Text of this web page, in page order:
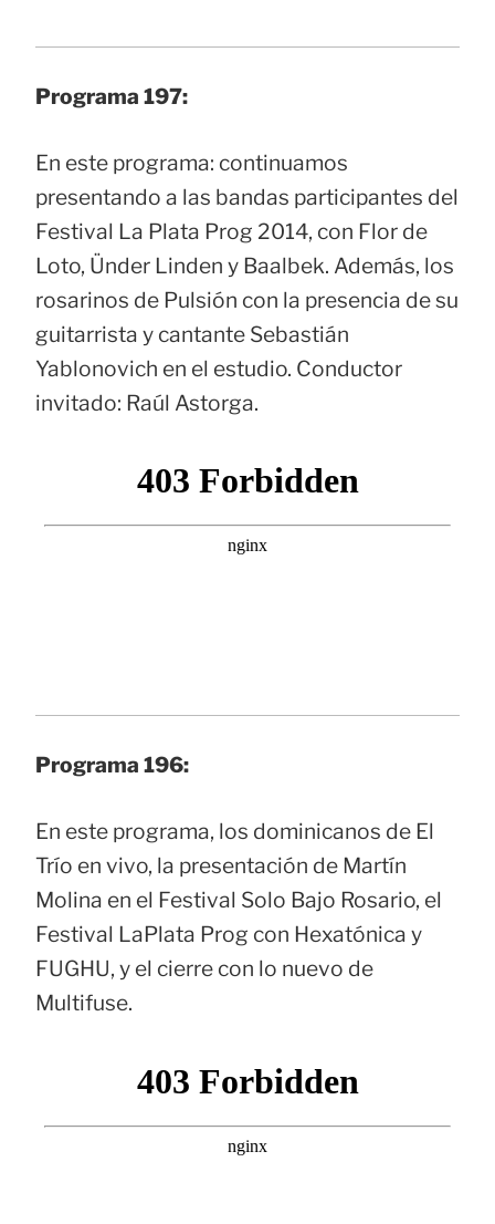
Programa 197:
En este programa: continuamos
presentando a las bandas participantes del
Festival La Plata Prog 2014, con Flor de
Loto, Ünder Linden y Baalbek. Además, los
rosarinos de Pulsión con la presencia de su
guitarrista y cantante Sebastián
Yablonovich en el estudio. Conductor
invitado: Raúl Astorga.
Programa 196:
En este programa, los dominicanos de El
Trío en vivo, la presentación de Martín
Molina en el Festival Solo Bajo Rosario, el
Festival LaPlata Prog con Hexatónica y
FUGHU, y el cierre con lo nuevo de
Multifuse.